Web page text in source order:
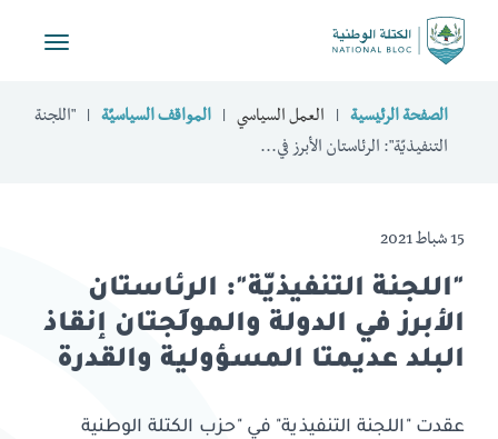
Toggle
الصفحة الرئيسية العمل السياسي المواقف السياسيّة
"اللجنة
التنفيذيّة": الرئاستان الأبرز في...
15 شباط 2021
"اللجنة التنفيذيّة": الرئاستان
الأبرز في الدولة والمولَجتان إنقاذ
البلد عديمتا المسؤولية والقدرة
عقدت "اللجنة التنفيذية" في "حزب الكتلة الوطنية